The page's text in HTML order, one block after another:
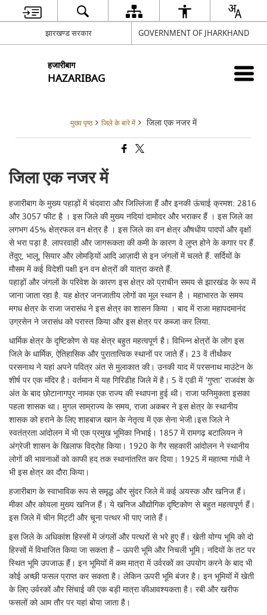
झारखण्ड सरकार GOVERNMENT OF JHARKHAND
हजारीबाग
HAZARIBAG
मुख्य पृष्ठ जिले के बारे में जिला एक नजर में
जिला एक नजर में
हजारीबाग के मुख्य पहाड़ों में चंदवारा और जिल्लिंजा हैं और इनकी ऊंचाई क्रमश: 2816
और 3057 फीट है । इस जिले की मुख्य नदियां दामोदर और भराकर हैं । इस जिले का
लगभग 45% क्षेत्रफल वन क्षेत्र है । इस जिले का वन क्षेत्र औषधीय पादपों और वृक्षों
से भरा पड़ा है. लापरवाही और जागरूकता की कमी के कारण वे लुप्त होने के कगार पर हैं.
तेंदुए, भालू, सियार और लोमड़ियों आदि आज़ादी से इन जंगलों में चलते हैं. सर्दियों के
मौसम में कई विदेशी पक्षी इन वन क्षेत्रों की यात्रा करते हैं.
पहाड़ों और जंगलों के परिवेश के कारण इस क्षेत्र को प्राचीन समय से झारखंड के रूप में
जाना जाता रहा है. यह क्षेत्र जनजातीय लोगों का मूल स्थान है । महाभारत के समय
मगध क्षेत्र के राजा जरासंध ने इस क्षेत्र का शासन किया । बाद में राजा महापदमानंद
उग्रसेन ने जरासंध को परास्त किया और इस क्षेत्र पर कब्जा कर लिया.
धार्मिक क्षेत्र के दृष्टिकोण से यह क्षेत्र बहुत महत्वपूर्ण है। विभिन्न क्षेत्रों के लोग इस
जिले के धार्मिक, ऐतिहासिक और पुरातात्विक स्थानों पर जाते हैं। 23 वें तीर्थंकर
परसनाथ ने यहां अपने पवित्र अंत से मुलाकात की। उनकी याद में परसनाथ माउंटेन के
शीर्ष पर एक मंदिर है। वर्तमान में यह गिरिडीह जिले में है। 5 वें एडी में ‘गुप्ता’ राजवंश के
अंत के बाद छोटानागपुर नामक एक राज्य की स्थापना हुई थी। राजा फनिमुकता इसका
पहला शासक था। मुगल साम्राज्य के समय, राजा अकबर ने इस क्षेत्र के स्थानीय
शासक को हराने के लिए शाहबाज खान के नेतृत्व में एक सेना भेजी।इस जिले ने
स्वतंत्रता आंदोलन में भी एक प्रमुख भूमिका निभाई। 1857 में रामगढ़ बटालियन ने
अंग्रेजी शासन के खिलाफ विद्रोह किया। 1920 के गैर सहकारी आंदोलन ने स्थानीय
लोगों की भावनाओं को काफी हद तक स्थानांतरित कर दिया। 1925 में महात्मा गांधी ने
भी इस क्षेत्र का दौरा किया।
हजारीबाग के स्वाभाविक रूप से समृद्ध और सुंदर जिले में कई अयस्क और खनिज हैं।
मीका और कोयला मुख्य खनिज हैं। ये खनिज औद्योगिक दृष्टिकोण से बहुत महत्वपूर्ण हैं।
इस जिले में चीन मिट्टी और चूना पत्थर भी पाए जाते हैं।
इस जिले के अधिकांश हिस्सों में जंगलों और पत्थरों से भरे हुए हैं। खेती योग्य भूमि को दो
हिस्सों में विभाजित किया जा सकता है – ऊपरी भूमि और निचली भूमि। नदियों के तट पर
स्थित भूमि उपजाऊ हैं। इन भूमियों में कम मात्रा में उर्वरकों का उपयोग करने के बाद भी
कोई अच्छी फसल प्राप्त कर सकता है। लेकिन ऊपरी भूमि बंजर है। इन भूमियों में खेती
के लिए उर्वरकों और सिंचाई की एक बड़ी मात्रा कीआवश्यकता है। रबी और खरीफ
फसलों को आम तौर पर यहां बोया जाता है।